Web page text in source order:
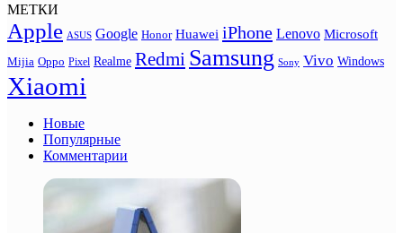
МЕТКИ
Apple ASUS Google Honor Huawei iPhone Lenovo Microsoft
Mijia Oppo Pixel Realme Redmi Samsung Sony Vivo Windows
Xiaomi
Новые
Популярные
Комментарии